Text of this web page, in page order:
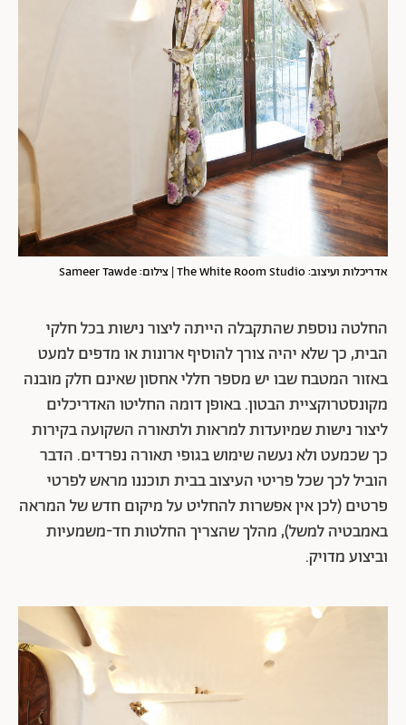
אדריכלות ועיצוב: The White Room Studio | צילום: Sameer Tawde
החלטה נוספת שהתקבלה הייתה ליצור נישות בכל חלקי
הבית, כך שלא יהיה צורך להוסיף ארונות או מדפים למעט
באזור המטבח שבו יש מספר חללי אחסון שאינם חלק מובנה
מקונסטרוקציית הבטון. באופן דומה החליטו האדריכלים
ליצור נישות שמיועדות למראות ולתאורה השקועה בקירות
כך שכמעט ולא נעשה שימוש בגופי תאורה נפרדים. הדבר
הוביל לכך שכל פריטי העיצוב בבית תוכננו מראש לפרטי
פרטים (לכן אין אפשרות להחליט על מיקום חדש של המראה
באמבטיה למשל), מהלך שהצריך החלטות חד-משמעיות
וביצוע מדויק.